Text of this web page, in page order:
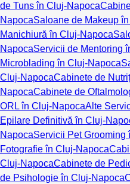
de Tuns în Cluj-Napoca
NapocaSaloane de Makeup
Manichiură în Cluj-Napoca
NapocaServicii de Mentoring
Microblading în Cluj-Napoca
Cluj-NapocaCabinete de
NapocaCabinete de
ORL în Cluj-NapocaAlte
Epilare Definitivă în Cluj-
NapocaServicii Pet Grooming
Fotografie în Cluj-Napoca
Cluj-NapocaCabinete de
de Psihologie în Cluj-Napoca